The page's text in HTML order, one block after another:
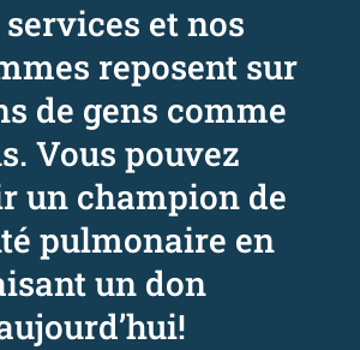
services et nos
reposent sur
de gens comme
Vous pouvez
un champion de
pulmonaire en
un don